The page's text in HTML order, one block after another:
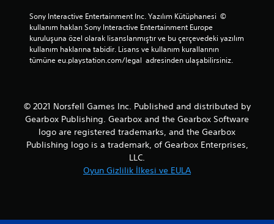
Sony Interactive Entertainment Inc. Yazılım Kütüphanesi  ©
kullanım hakları Sony Interactive Entertainment Europe
kuruluşuna özel olarak lisanslanmıştır ve bu çerçevedeki yazılım
kullanım haklarına tabidir. Lisans ve kullanım kurallarının
tümüne eu.playstation.com/legal  adresinden ulaşabilirsiniz.
© 2021 Norsfell Games Inc. Published and distributed by
Gearbox Publishing. Gearbox and the Gearbox Software
logo are registered trademarks, and the Gearbox
Publishing logo is a trademark, of Gearbox Enterprises,
LLC.
Oyun Gizlilik İlkesi ve EULA